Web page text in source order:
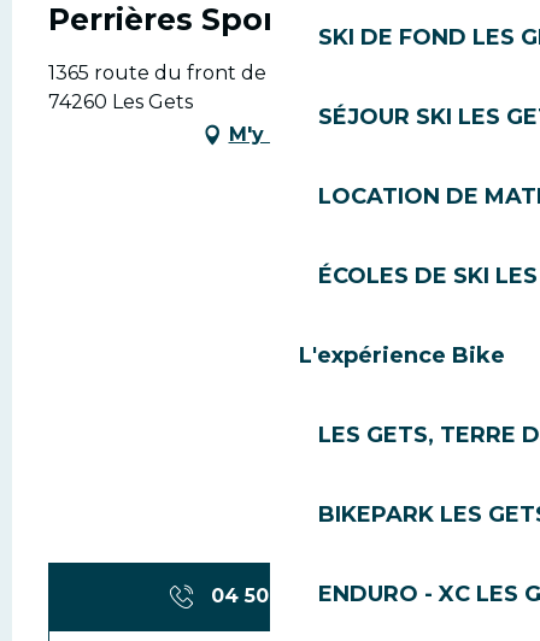
SKI DE FOND LES
SÉJOUR SKI LES
LOCATION DE
ÉCOLES DE SKI
L'expérience Bike
LES GETS, TERRE
BIKEPARK LES
ENDURO - XC LES
Perrières Sports
1365 route du front de neige, Les Perrières,
74260 Les Gets
M'y rendre
04 50 79 06▒▒